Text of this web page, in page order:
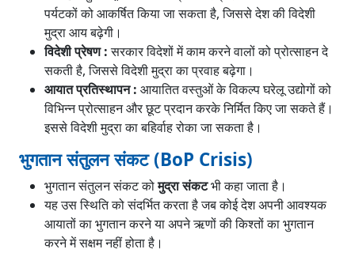
पर्यटकों को आकर्षित किया जा सकता है, जिससे देश की विदेशी
मुद्रा आय बढ़ेगी।
विदेशी प्रेषण :सरकार विदेशों में काम करने वालों को प्रोत्साहन दे
सकती है, जिससे विदेशी मुद्रा का प्रवाह बढ़ेगा।
आयात प्रतिस्थापन : आयातित वस्तुओं के विकल्प घरेलू उद्योगों को
विभिन्न प्रोत्साहन और छूट प्रदान करके निर्मित किए जा सकते हैं।
इससे विदेशी मुद्रा का बहिर्वाह रोका जा सकता है।
भुगतान संतुलन संकट (BoP Crisis)
भुगतान संतुलन संकट कोमुद्रा संकटभी कहा जाता है।
यह उस स्थिति को संदर्भित करता है जब कोई देश अपनी आवश्यक
आयातों का भुगतान करने या अपने ऋणों की किश्तों का भुगतान
करने में सक्षम नहीं होता है।